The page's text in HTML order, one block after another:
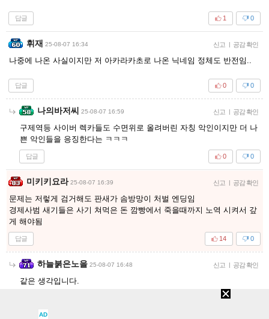
답글 0
1
휘재 25-08-07 16:34 신고 | 공감 확인
나중에 나온 사실이지만 저 아카라카초로 나온 닉네임 정체도 반전임..
답글 0
0
나의바저씨 25-08-07 16:59 신고 | 공감 확인
구제역등 사이버 렉카들도 수면위로 올려버린 자칭 악인이지만 더 나
쁜 악인들을 응징한다는 ㅋㅋㅋ
답글 0
0
미키키요라 25-08-07 16:39 신고 | 공감 확인
문제는 저렇게 검거해도 판새가 솜방망이 처벌 엔딩임
경제사범 새기들은 사기 쳐먹은 돈 깜빵에서 죽을때까지 노역 시켜서 갚
게 해야됨
답글 0
14
하늘붉은노을 25-08-07 16:48 신고 | 공감 확인
같은 생각입니다.
범죄 행위를 개별로 보지 않고 통합해서 하나의 사건으로 처리함.
사기 당한 사람 1명씩 따로 따로 재판해야함.
AD